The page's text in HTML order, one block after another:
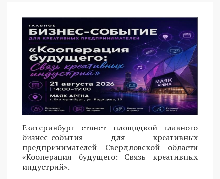
Екатеринбург станет площадкой главного
бизнес-события для креативных
предпринимателей Свердловской области
«Кооперация будущего: Связь креативных
индустрий».